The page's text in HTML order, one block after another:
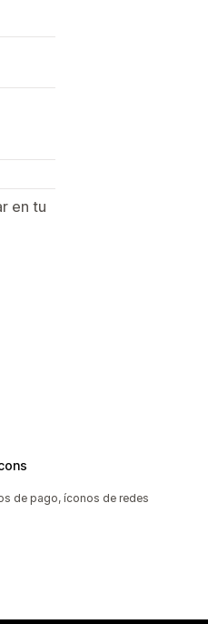
en tu
de pago, íconos de redes